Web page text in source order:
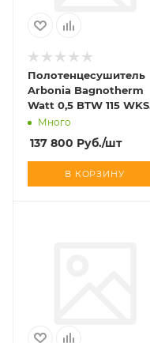
Полотенцесушитель
Arbonia Bagnotherm
Watt 0,5 BTW 115 WKS
CR (хром)
Много
137 800 Руб./шт
В КОРЗИНУ